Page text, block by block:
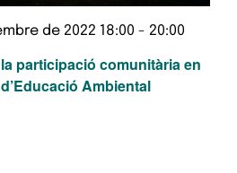
participació comunitària en
Ambiental
de 2022 18:00 - 20:00